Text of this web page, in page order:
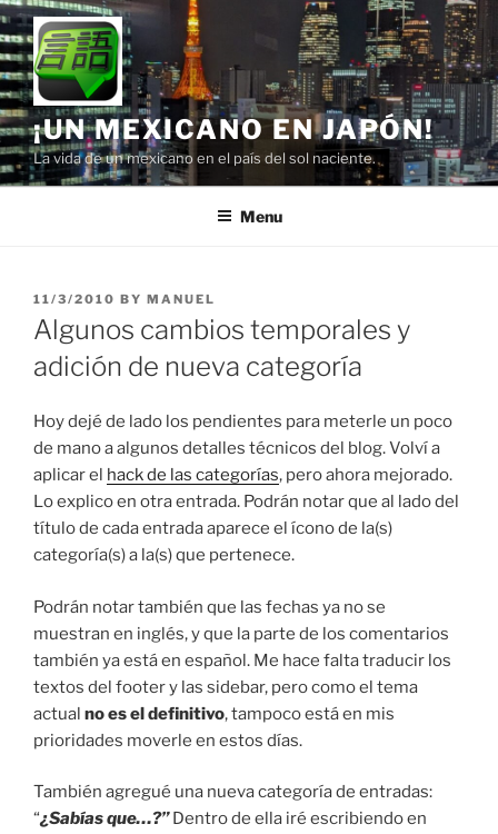
Skip
to
content
¡UN MEXICANO EN JAPÓN!
La vida de un mexicano en el país del sol naciente.
Menu
POSTED
ON
11/3/2010 BY MANUEL
Algunos cambios temporales y
adición de nueva categoría
Hoy dejé de lado los pendientes para meterle un poco
de mano a algunos detalles técnicos del blog. Volví a
aplicar el hack de las categorías, pero ahora mejorado.
Lo explico en otra entrada. Podrán notar que al lado del
título de cada entrada aparece el ícono de la(s)
categoría(s) a la(s) que pertenece.
Podrán notar también que las fechas ya no se
muestran en inglés, y que la parte de los comentarios
también ya está en español. Me hace falta traducir los
textos del footer y las sidebar, pero como el tema
actual no es el definitivo, tampoco está en mis
prioridades moverle en estos días.
También agregué una nueva categoría de entradas:
“¿Sabías que…?”Dentro de ella iré escribiendo en